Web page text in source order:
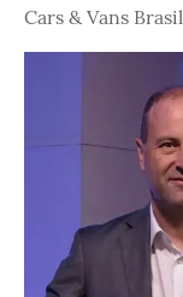
Cars & Vans